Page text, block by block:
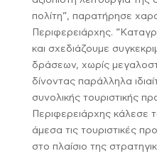
πολίτη”, παρατήρησε
Περιφερειάρχης.
και σχεδιάζουμε
δράσεων, χωρίς
δίνοντας παράλληλα
συνολικής τουριστικής
Περιφερειάρχης κάλεσε
άμεσα τις τουριστικές
στο πλαίσιο της